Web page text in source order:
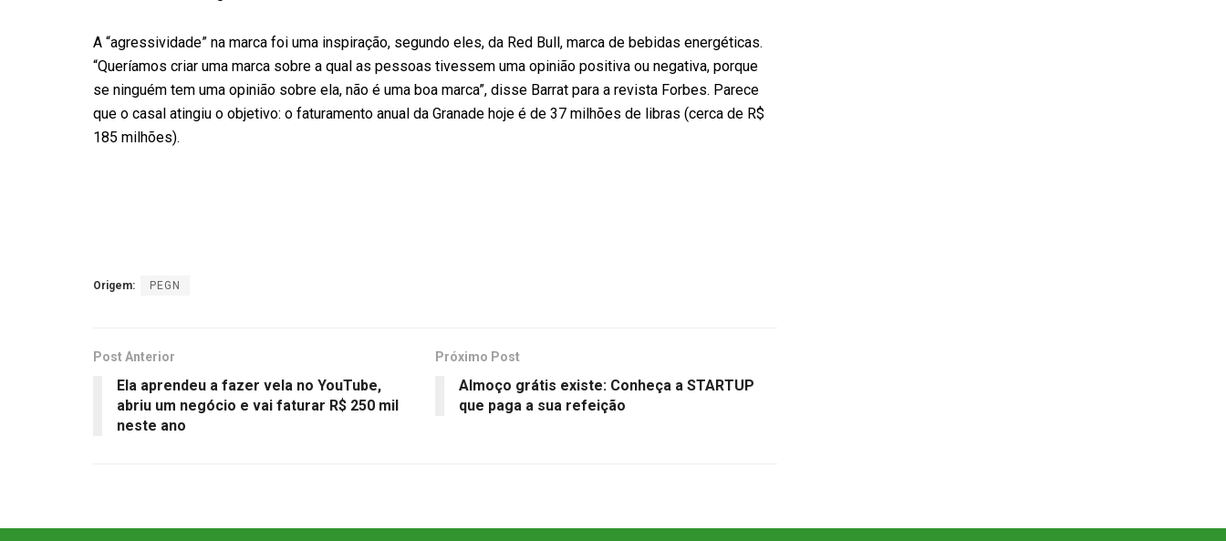
A “agressividade” na marca foi uma inspiração, segundo eles, da Red Bull, marca de bebidas energéticas.
“Queríamos criar uma marca sobre a qual as pessoas tivessem uma opinião positiva ou negativa, porque
se ninguém tem uma opinião sobre ela, não é uma boa marca”, disse Barrat para a revista Forbes. Parece
que o casal atingiu o objetivo: o faturamento anual da Granade hoje é de 37 milhões de libras (cerca de R$
185 milhões).
Origem: PEGN
Post Anterior
Ela aprendeu a fazer vela no YouTube,
abriu um negócio e vai faturar R$ 250 mil
neste ano
Próximo Post
Almoço grátis existe: Conheça a STARTUP
que paga a sua refeição